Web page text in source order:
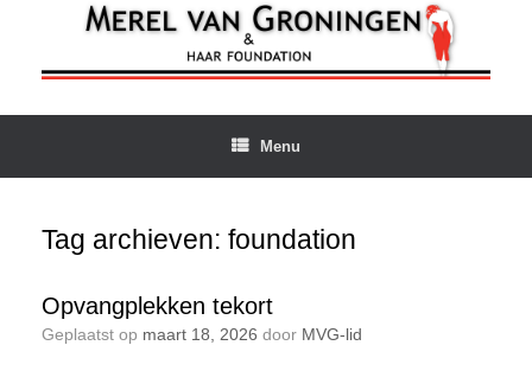
inhoud
Menu
Tag archieven: foundation
Opvangplekken tekort
Geplaatst op maart 18, 2026 door MVG-lid